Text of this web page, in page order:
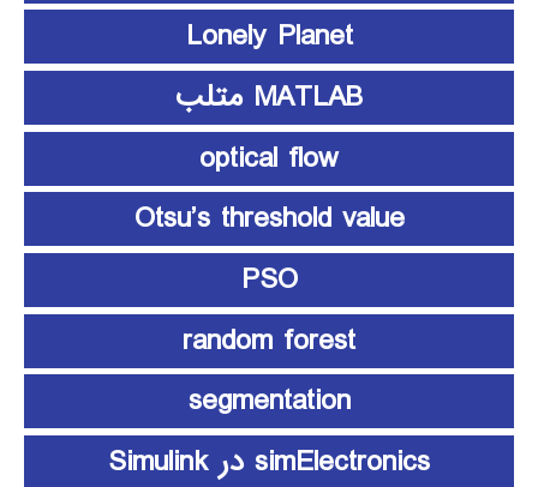
Lonely Planet
MATLAB متلب
optical flow
Otsu’s threshold value
PSO
random forest
segmentation
simElectronics در Simulink